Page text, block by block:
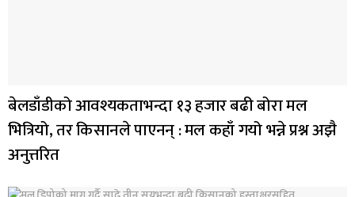
बेलडाँडीको आवश्यकताभन्दा १३ हजार बढी बोरा मल
भित्रियो, तर किसानले पाएनन् : मल कहाँ गयो भन्ने प्रश्न अझै
अनुत्तरित